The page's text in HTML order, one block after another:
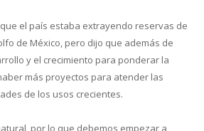
el país estaba extrayendo reservas de
de México, pero dijo que además de
y el crecimiento para ponderar la
más proyectos para atender las
de los usos crecientes.
por lo que debemos empezar a